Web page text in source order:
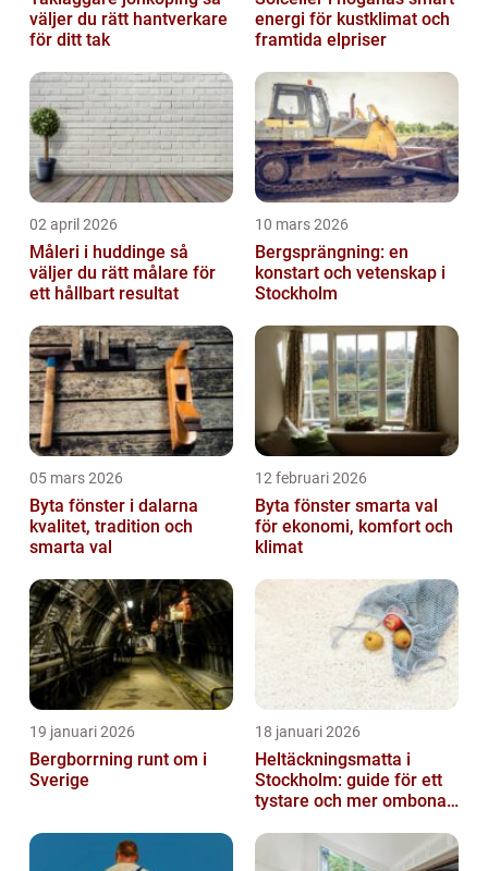
väljer du rätt hantverkare
för ditt tak
energi för kustklimat och
framtida elpriser
02 april 2026
Måleri i huddinge så
väljer du rätt målare för
ett hållbart resultat
10 mars 2026
Bergsprängning: en
konstart och vetenskap i
Stockholm
05 mars 2026
Byta fönster i dalarna
kvalitet, tradition och
smarta val
12 februari 2026
Byta fönster smarta val
för ekonomi, komfort och
klimat
19 januari 2026
Bergborrning runt om i
Sverige
18 januari 2026
Heltäckningsmatta i
Stockholm: guide för ett
tystare och mer ombonat